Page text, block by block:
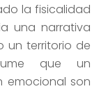
la fisicalidad
una narrativa
un territorio de
que un
emocional son